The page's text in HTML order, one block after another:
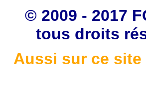
© 2009 - 2017
tous droits
Aussi sur ce site